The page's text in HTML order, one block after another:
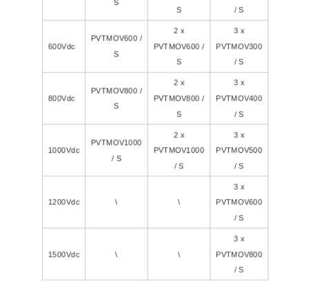
S
S
/ S
600Vdc
PVTMOV600 /
S
2 x
PVTMOV600 /
S
3 x
PVTMOV300
/ S
800Vdc
PVTMOV800 /
S
2 x
PVTMOV800 /
S
3 x
PVTMOV400
/ S
1000Vdc
PVTMOV1000
/ S
2 x
PVTMOV1000
/ S
3 x
PVTMOV500
/ S
1200Vdc \ \
3 x
PVTMOV600
/ S
1500Vdc \ \
3 x
PVTMOV800
/ S